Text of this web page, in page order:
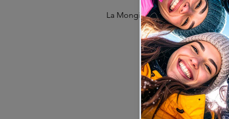
La Mongie Col du Tourmalet